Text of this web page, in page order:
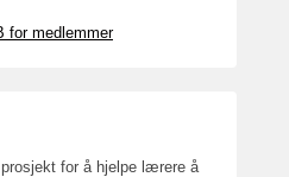
for medlemmer
for å hjelpe lærere å